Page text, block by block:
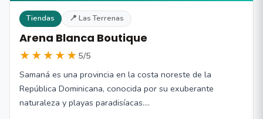
Tiendas 📍 Las Terrenas
Arena Blanca Boutique
★★★★★ 5/5
Samaná es una provincia en la costa noreste de la
República Dominicana, conocida por su exuberante
naturaleza y playas paradisíacas.…